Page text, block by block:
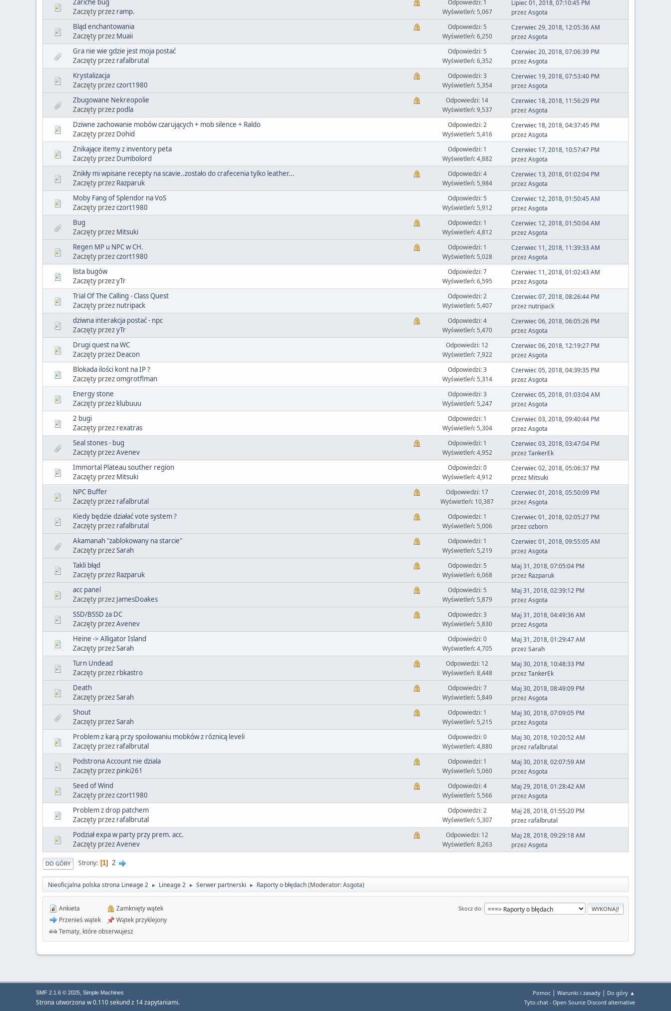
Zaczęty przez ramp.
Odpowiedzi: 1
Wyświetleń: 5,067
Lipiec 01, 2018, 07:10:45 PM
przezAsgota
Bląd enchantowania
Zaczęty przez Muaii
Odpowiedzi: 5
Wyświetleń: 6,250
Czerwiec 29, 2018, 12:05:36 AM
przezAsgota
Gra nie wie gdzie jest moja postać
Zaczęty przez rafalbrutal
Odpowiedzi: 5
Wyświetleń: 6,352
Czerwiec 20, 2018, 07:06:39 PM
przezAsgota
Krystalizacja
Zaczęty przezczort1980
Odpowiedzi: 3
Wyświetleń: 5,354
Czerwiec 19, 2018, 07:53:40 PM
przezAsgota
Zbugowane Nekreopolie
Zaczęty przez podla
Odpowiedzi: 14
Wyświetleń: 9,537
Czerwiec 18, 2018, 11:56:29 PM
przezAsgota
Dziwne zachowanie mobów czarujących + mob silence + Raldo
Zaczęty przez Dohid
Odpowiedzi: 2
Wyświetleń: 5,416
Czerwiec 18, 2018, 04:37:45 PM
przezAsgota
Znikające itemy z inventory peta
Zaczęty przez Dumbolord
Odpowiedzi: 1
Wyświetleń: 4,882
Czerwiec 17, 2018, 10:57:47 PM
przezAsgota
Znikły mi wpisane recepty na scavie..zostało do crafecenia tylko leather...
Zaczęty przez Razparuk
Odpowiedzi: 4
Wyświetleń: 5,984
Czerwiec 13, 2018, 01:02:04 PM
przezAsgota
Moby Fang of Splendor na VoS
Zaczęty przezczort1980
Odpowiedzi: 5
Wyświetleń: 5,912
Czerwiec 12, 2018, 01:50:45 AM
przezAsgota
Bug
Zaczęty przez Mitsuki
Odpowiedzi: 1
Wyświetleń: 4,812
Czerwiec 12, 2018, 01:50:04 AM
przezAsgota
Regen MP u NPC w CH.
Zaczęty przezczort1980
Odpowiedzi: 1
Wyświetleń: 5,028
Czerwiec 11, 2018, 11:39:33 AM
przezAsgota
lista bugów
Zaczęty przezyTr
Odpowiedzi: 7
Wyświetleń: 6,595
Czerwiec 11, 2018, 01:02:43 AM
przezAsgota
Trial Of The Calling - Class Quest
Zaczęty przez nutripack
Odpowiedzi: 2
Wyświetleń: 5,407
Czerwiec 07, 2018, 08:26:44 PM
przez nutripack
dziwna interakcja postać - npc
Zaczęty przezyTr
Odpowiedzi: 4
Wyświetleń: 5,470
Czerwiec 06, 2018, 06:05:26 PM
przezAsgota
Drugi quest na WC
Zaczęty przez Deacon
Odpowiedzi: 12
Wyświetleń: 7,922
Czerwiec 06, 2018, 12:19:27 PM
przezAsgota
Blokada ilości kont na IP ?
Zaczęty przezomgrotflman
Odpowiedzi: 3
Wyświetleń: 5,314
Czerwiec 05, 2018, 04:39:35 PM
przezAsgota
Energy stone
Zaczęty przez klubuuu
Odpowiedzi: 3
Wyświetleń: 5,247
Czerwiec 05, 2018, 01:03:04 AM
przezAsgota
2 bugi
Zaczęty przez rexatras
Odpowiedzi: 1
Wyświetleń: 5,304
Czerwiec 03, 2018, 09:40:44 PM
przezAsgota
Seal stones - bug
Zaczęty przezAvenev
Odpowiedzi: 1
Wyświetleń: 4,952
Czerwiec 03, 2018, 03:47:04 PM
przezTankerEk
Immortal Plateau souther region
Zaczęty przez Mitsuki
Odpowiedzi: 0
Wyświetleń: 4,912
Czerwiec 02, 2018, 05:06:37 PM
przez Mitsuki
NPC Buffer
Zaczęty przez rafalbrutal
Odpowiedzi: 17
Wyświetleń: 10,387
Czerwiec 01, 2018, 05:50:09 PM
przezAsgota
Kiedy będzie działać vote system ?
Zaczęty przez rafalbrutal
Odpowiedzi: 1
Wyświetleń: 5,006
Czerwiec 01, 2018, 02:05:27 PM
przezozborn
Akamanah "zablokowany na starcie"
Zaczęty przezSarah
Odpowiedzi: 1
Wyświetleń: 5,219
Czerwiec 01, 2018, 09:55:05 AM
przezAsgota
Takli błąd
Zaczęty przez Razparuk
Odpowiedzi: 5
Wyświetleń: 6,068
Maj 31, 2018, 07:05:04 PM
przez Razparuk
acc panel
Zaczęty przez JamesDoakes
Odpowiedzi: 5
Wyświetleń: 5,879
Maj 31, 2018, 02:39:12 PM
przezAsgota
SSD/BSSD za DC
Zaczęty przezAvenev
Odpowiedzi: 3
Wyświetleń: 5,830
Maj 31, 2018, 04:49:36 AM
przezAsgota
Heine -> Alligator Island
Zaczęty przezSarah
Odpowiedzi: 0
Wyświetleń: 4,705
Maj 31, 2018, 01:29:47 AM
przezSarah
Turn Undead
Zaczęty przez rbkastro
Odpowiedzi: 12
Wyświetleń: 8,448
Maj 30, 2018, 10:48:33 PM
przezTankerEk
Death
Zaczęty przezSarah
Odpowiedzi: 7
Wyświetleń: 5,849
Maj 30, 2018, 08:49:09 PM
przezAsgota
Shout
Zaczęty przezSarah
Odpowiedzi: 1
Wyświetleń: 5,215
Maj 30, 2018, 07:09:05 PM
przezAsgota
Problem z karą przy spoilowaniu mobków z róznicą leveli
Zaczęty przez rafalbrutal
Odpowiedzi: 0
Wyświetleń: 4,880
Maj 30, 2018, 10:20:52 AM
przez rafalbrutal
Podstrona Account nie dziala
Zaczęty przez pinki261
Odpowiedzi: 1
Wyświetleń: 5,060
Maj 30, 2018, 02:07:59 AM
przezAsgota
Seed of Wind
Zaczęty przezczort1980
Odpowiedzi: 4
Wyświetleń: 5,566
Maj 29, 2018, 01:28:42 AM
przezAsgota
Problem z drop patchem
Zaczęty przez rafalbrutal
Odpowiedzi: 2
Wyświetleń: 5,307
Maj 28, 2018, 01:55:20 PM
przez rafalbrutal
Podział expa w party przy prem. acc.
Zaczęty przezAvenev
Odpowiedzi: 12
Wyświetleń: 8,263
Maj 28, 2018, 09:29:18 AM
przezAsgota
DO GÓRY Strony 1 2
Nieoficjalna polska strona Lineage 2 ► Lineage 2 ► Serwer partnerski ► Raporty o błędach(Moderator:Asgota)
Skocz do
Ankieta
Przenieś wątek
Zamknięty wątek
Wątek przyklejony
Tematy, które obserwujesz
Pomoc | Warunki i zasady | Do góry ▲
SMF 2.1.6 © 2025, Simple Machines
Tyto.chat - Open Source Discord alternative
Strona utworzona w 0.110 sekund z 14 zapytaniami.